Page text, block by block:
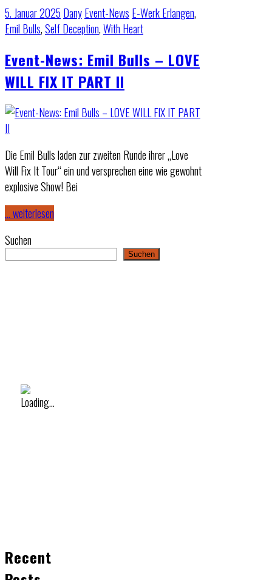
5. Januar 2025 DanyEvent-News E-Werk Erlangen,
Emil Bulls,Self Deception,With Heart
Event-News: Emil Bulls – LOVE
WILL FIX IT PART II
Die Emil Bulls laden zur zweiten Runde ihrer „Love
Will Fix It Tour“ ein und versprechen eine wie gewohnt
explosive Show! Bei
… weiterlesen
Suchen
Suchen
Recent